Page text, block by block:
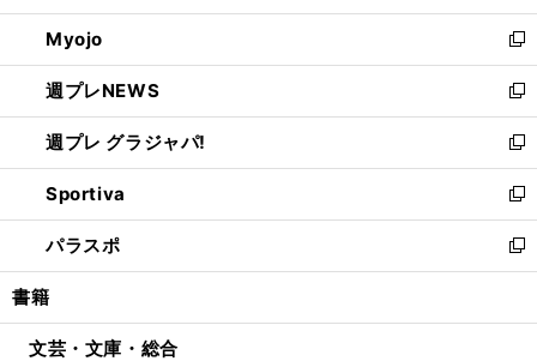
開
く
ウ
で
開
く
ン
ド
ウ
で
開
く
ウ
ィ
ン
ド
ウ
で
開
く
Myojo
新
し
い
ウ
ィ
ン
ド
ウ
で
開
週プレNEWS
新
し
い
ウ
ィ
ン
ド
ウ
開
週プレ グラジャパ!
新
し
い
ウ
ィ
ン
ウ
Sportiva
新
し
い
ウ
ン
パラスポ
新
し
ウ
書籍
文芸・文庫・総合